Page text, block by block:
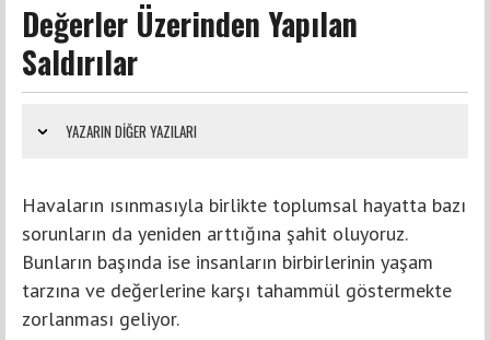
Değerler Üzerinden Yapılan
Saldırılar
YAZARIN DIĞER YAZILARI
Havaların ısınmasıyla birlikte toplumsal hayatta bazı
sorunların da yeniden arttığına şahit oluyoruz.
Bunların başında ise insanların birbirlerinin yaşam
tarzına ve değerlerine karşı tahammül göstermekte
zorlanması geliyor.